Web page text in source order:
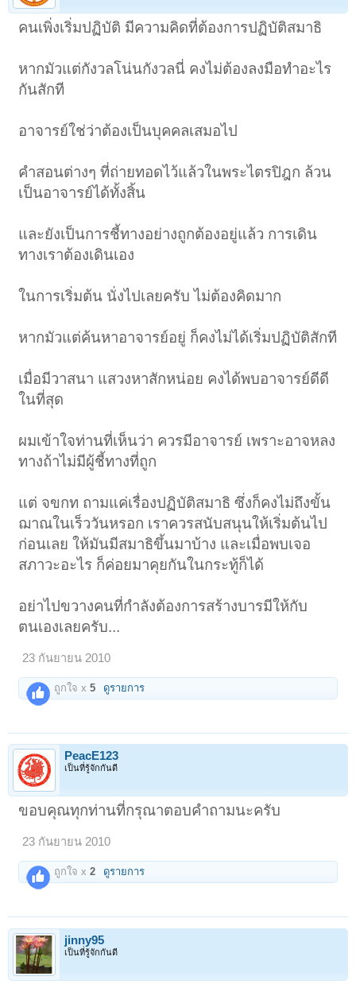
คนเพิ่งเริ่มปฏิบัติ มีความคิดที่ต้องการปฏิบัติสมาธิ
หากมัวแต่กังวลโน่นกังวลนี่ คงไม่ต้องลงมือทำอะไร
กันสักที
อาจารย์ใช่ว่าต้องเป็นบุคคลเสมอไป
คำสอนต่างๆ ที่ถ่ายทอดไว้แล้วในพระไตรปิฎก ล้วน
เป็นอาจารย์ได้ทั้งสิ้น
และยังเป็นการชี้ทางอย่างถูกต้องอยู่แล้ว การเดิน
ทางเราต้องเดินเอง
ในการเริ่มต้น นั่งไปเลยครับ ไม่ต้องคิดมาก
หากมัวแต่ค้นหาอาจารย์อยู่ ก็คงไม่ได้เริ่มปฏิบัติสักที
เมื่อมีวาสนา แสวงหาสักหน่อย คงได้พบอาจารย์ดีดี
ในที่สุด
ผมเข้าใจท่านที่เห็นว่า ควรมีอาจารย์ เพราะอาจหลง
ทางถ้าไม่มีผู้ชี้ทางที่ถูก
แต่ จขกท ถามแค่เรื่องปฏิบัติสมาธิ ซึ่งก็คงไม่ถึงขั้น
ฌาณในเร็ววันหรอก เราควรสนับสนุนให้เริ่มต้นไป
ก่อนเลย ให้มันมีสมาธิขึ้นมาบ้าง และเมื่อพบเจอ
สภาวะอะไร ก็ค่อยมาคุยกันในกระทู้ก็ได้
อย่าไปขวางคนที่กำลังต้องการสร้างบารมีให้กับ
ตนเองเลยครับ...
23 กันยายน 2010
ถูกใจ x5 ดูรายการ
PeacE123
เป็นที่รู้จักกันดี
ขอบคุณทุกท่านที่กรุณาตอบคําถามนะครับ
23 กันยายน 2010
ถูกใจ x2 ดูรายการ
jinny95
เป็นที่รู้จักกันดี